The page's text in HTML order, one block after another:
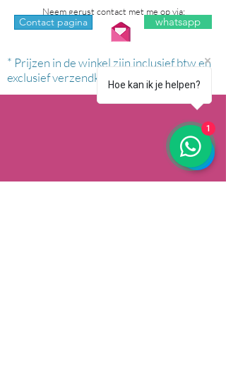
Neem gerust contact met me op via:
Contact pagina whatsapp
* Prijzen in de winkel zijn inclusief btw en
exclusief verzendkosten.Hoe kan ik je helpen?
1